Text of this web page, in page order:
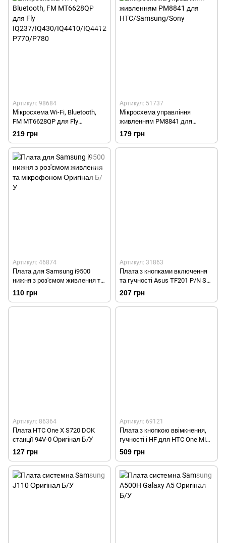
Артикул: 98684
Мікросхема Wi-Fi, Bluetooth,
FM MT6628QP для Fly
IQ237/IQ430/IQ4410/IQ4412/IQ
443/Lenovo P770/P780
219 грн
Артикул: 51737
Мікросхема управління
живленням PM8841 для
HTC/Samsung/Sony
179 грн
Артикул: 46874
Плата для Samsung i9500
нижня з роз'ємом живлення та
мікрофоном Оригінал Б/У
110 грн
Артикул: 31863
Плата з кнопками включення
та гучності Asus TF201 P/N SW
BRD REV 1.1 Оригінал Б/У
207 грн
Артикул: 86364
Плата HTC One X S720 DOK
станції 94V-0 Оригінал Б/У
127 грн
Артикул: 69121
Плата з кнопкою ввімкнення,
гучності і HF для HTC One Mini
Оригінал Б/У
509 грн